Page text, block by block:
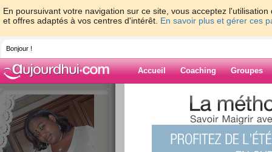
En poursuivant votre navigation sur ce site, vous acceptez
et offres adaptés à vos centres d'intérêt. En savoir plus et gérer ces
Bonjour !
Accueil Coaching Groupes
>
Blog de